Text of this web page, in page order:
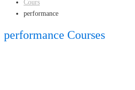
Cours
performance
performance Courses